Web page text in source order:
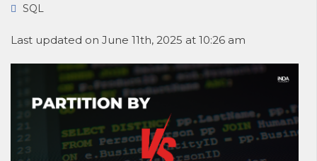
SQL
Last updated on June 11th, 2025 at 10:26 am